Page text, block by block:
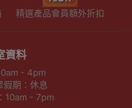
精選產品會員額外折扣
資料
- 4pm
假期：休息
10am - 7pm